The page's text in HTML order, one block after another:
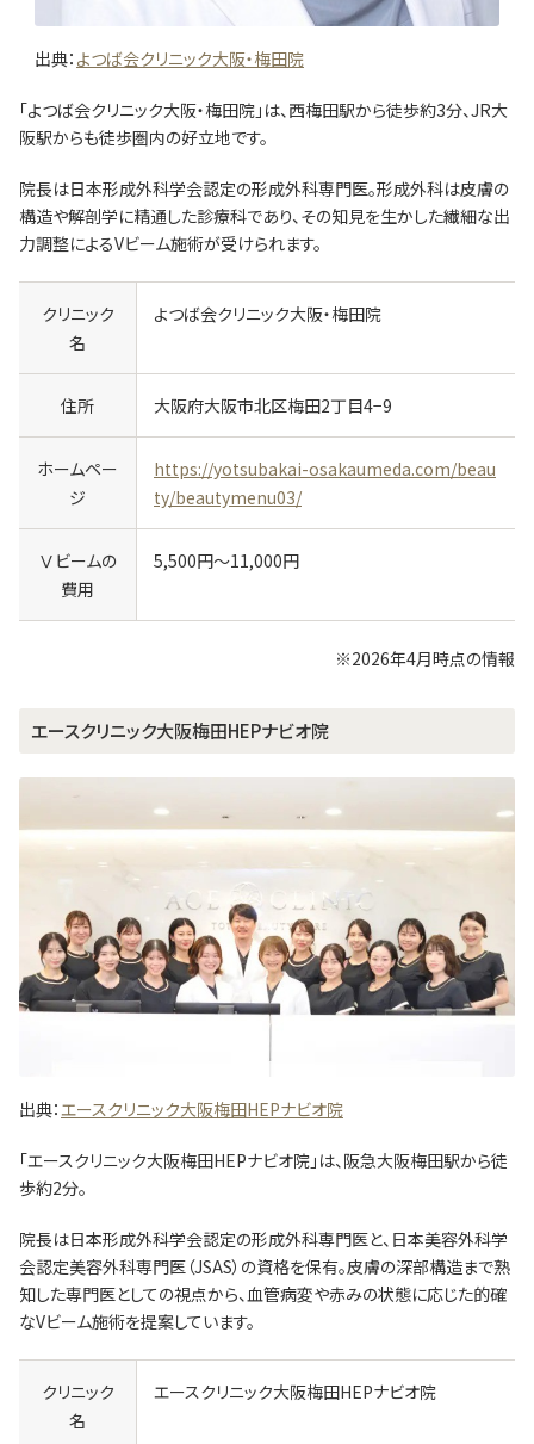
出典： よつば会クリニック大阪・梅田院
「よつば会クリニック大阪・梅田院」は、西梅田駅から徒歩約3分、JR大
阪駅からも徒歩圏内の好立地です。
院長は日本形成外科学会認定の形成外科専門医。形成外科は皮膚の
構造や解剖学に精通した診療科であり、その知見を生かした繊細な出
力調整によるVビーム施術が受けられます。
クリニック
名
よつば会クリニック大阪・梅田院
住所 大阪府大阪市北区梅田2丁目4−9
ホームペー
ジ
https://yotsubakai-osakaumeda.com/beau
ty/beautymenu03/
Ⅴビームの
費用
5,500円～11,000円
※2026年4月時点の情報
エースクリニック大阪梅田HEPナビオ院
出典：エースクリニック大阪梅田HEPナビオ院
「エースクリニック大阪梅田HEPナビオ院」は、阪急大阪梅田駅から徒
歩約2分。
院長は日本形成外科学会認定の形成外科専門医と、日本美容外科学
会認定美容外科専門医（JSAS）の資格を保有。皮膚の深部構造まで熟
知した専門医としての視点から、血管病変や赤みの状態に応じた的確
なVビーム施術を提案しています。
クリニック
名
エースクリニック大阪梅田HEPナビオ院